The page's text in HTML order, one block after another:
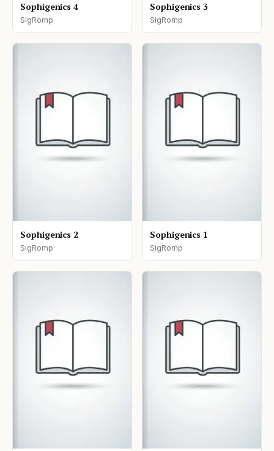
Sophigenics 4
SigRomp
Sophigenics 3
SigRomp
Sophigenics 2
SigRomp
Sophigenics 1
SigRomp